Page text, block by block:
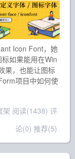
Icon Font，她
如果能用在Win
果，也能让图标
项目中如何使
架 阅读(1438) 评
论(0) 推荐(5)